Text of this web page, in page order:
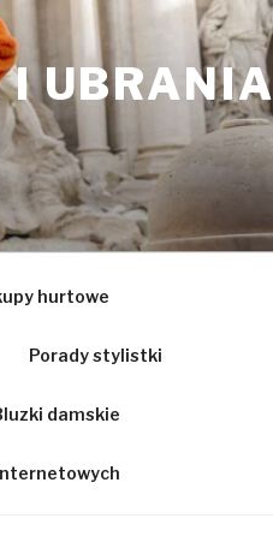
I UBRANIA
hurtowe
Porady stylistki
damskie